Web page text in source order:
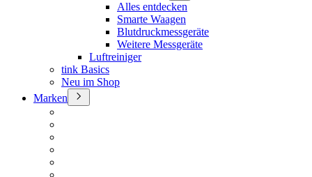
Alles entdecken
Smarte Waagen
Blutdruckmessgeräte
Weitere Messgeräte
Luftreiniger
tink Basics
Neu im Shop
Marken